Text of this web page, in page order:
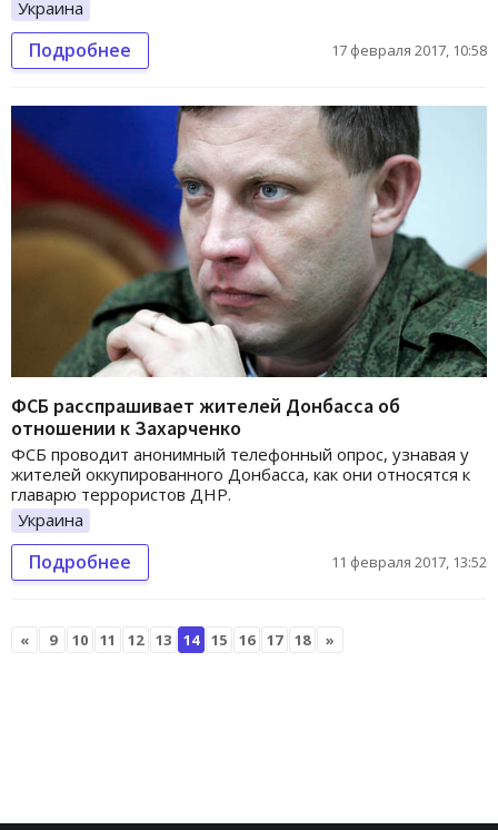
Украина
Подробнее 17 февраля 2017, 10:58
ФСБ расспрашивает жителей Донбасса об
отношении к Захарченко
ФСБ проводит анонимный телефонный опрос, узнавая у
жителей оккупированного Донбасса, как они относятся к
главарю террористов ДНР.
Украина
Подробнее 11 февраля 2017, 13:52
« 9 10 11 12 13 14 15 16 17 18 »